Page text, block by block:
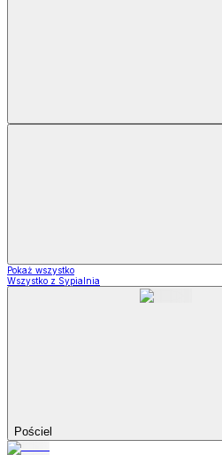
Pokaż wszystko
Wszystko z Sypialnia
Pościel